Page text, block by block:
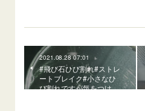
2021.08.28 07:01
#飛び石ひび割れ#ストレ
ートブレイク#小さなひ
び割れですが気をつけ…